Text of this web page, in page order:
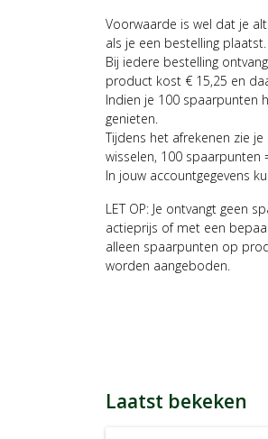
Voorwaarde is wel dat je
als je een bestelling plaatst.
Bij iedere bestelling
product kost € 15,25 en
Indien je 100 spaarpunten
genieten.
Tijdens het afrekenen zie
wisselen, 100 spaarpunten
In jouw accountgegevens
LET OP: Je ontvangt geen
actieprijs of met een
alleen spaarpunten op
worden aangeboden.
Laatst bekeken